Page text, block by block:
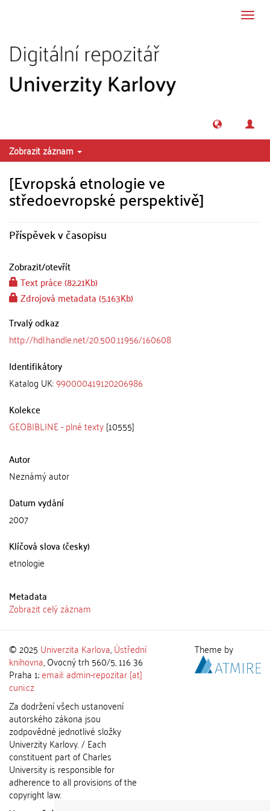
Zobrazit záznam
[Evropská etnologie ve
středoevropské perspektivě]
Příspěvek v časopisu
Zobrazit/otevřít
Text práce (82.21Kb)
Zdrojová metadata (5.163Kb)
Trvalý odkaz
http://hdl.handle.net/20.500.11956/160608
Identifikátory
Katalog UK:990000419120206986
Kolekce
GEOBIBLINE - plné texty[10555]
Autor
Neznámý autor
Datum vydání
2007
Klíčová slova (česky)
etnologie
Metadata
Zobrazit celý záznam
© 2025 Univerzita Karlova,Ústřední
knihovna, Ovocný trh 560/5, 116 36
Praha 1;email: admin-repozitar [at]
cuni.cz
Za dodržení všech ustanovení
autorského zákona jsou
zodpovědné jednotlivé složky
Univerzity Karlovy. / Each
constituent part of Charles
University is responsible for
adherence to all provisions of the
copyright law.
Theme by